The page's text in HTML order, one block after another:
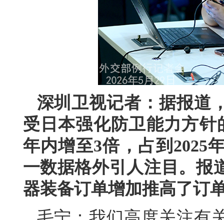
深圳卫视记者：据报道
受日本强化防卫能力方
年内增至3倍，占到2025
一数据格外引人注目。报
器装备订单增加推高了订